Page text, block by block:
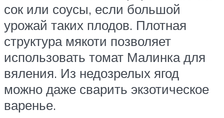
сок или соусы, если большой
урожай таких плодов. Плотная
структура мякоти позволяет
использовать томат Малинка для
вяления. Из недозрелых ягод
можно даже сварить экзотическое
варенье.